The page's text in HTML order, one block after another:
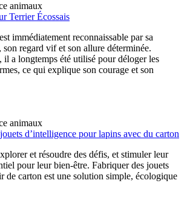
animaux
Terrier Écossais
immédiatement reconnaissable par sa
son regard vif et son allure déterminée.
il a longtemps été utilisé pour déloger les
ce qui explique son courage et son
animaux
d’intelligence pour lapins avec du carton
et résoudre des défis, et stimuler leur
pour leur bien-être. Fabriquer des jouets
de carton est une solution simple, écologique